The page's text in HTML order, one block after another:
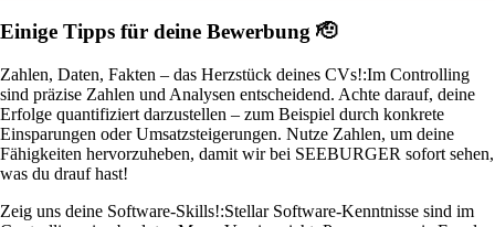
Einige Tipps für deine Bewerbung 🫡
Zahlen, Daten, Fakten – das Herzstück deines CVs!:Im Controlling
sind präzise Zahlen und Analysen entscheidend. Achte darauf, deine
Erfolge quantifiziert darzustellen – zum Beispiel durch konkrete
Einsparungen oder Umsatzsteigerungen. Nutze Zahlen, um deine
Fähigkeiten hervorzuheben, damit wir bei SEEBURGER sofort sehen,
was du drauf hast!
Zeig uns deine Software-Skills!:Stellar Software-Kenntnisse sind im